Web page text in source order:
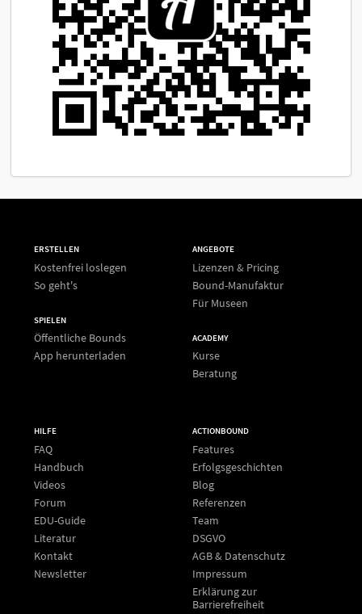
ERSTELLEN
Kostenfrei loslegen
So geht's
SPIELEN
Öffentliche Bounds
App herunterladen
ANGEBOTE
Lizenzen & Pricing
Bound-Manufaktur
Für Museen
ACADEMY
Kurse
Beratung
HILFE
FAQ
Handbuch
Videos
Forum
EDU-Guide
Literatur
Kontakt
Newsletter
ACTIONBOUND
Features
Erfolgsgeschichten
Blog
Referenzen
Team
DSGVO
AGB & Datenschutz
Impressum
Erklärung zur
Barrierefreiheit